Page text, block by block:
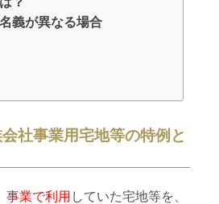
義が異なる場合
社事業用宅地等の特例と
事業で利用 していた宅地等を、